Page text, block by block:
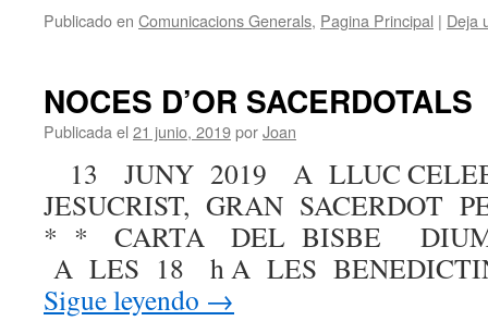
Publicado en Comunicacions Generals, Pagina Principal | Deja
NOCES D’OR SACERDOTALS
Publicada el 21 junio, 2019porJoan
13 JUNY 2019 A LLUC
JESUCRIST, GRAN
* * CARTA DEL BISBE
A LES 18 h A LES
Sigue leyendo →